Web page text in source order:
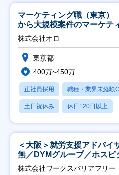
マーケティング職（東京）
から大規模案件のマーケテ
修充実】
株式会社オロ
東京都
400万~450万
正社員採用 職種・業界未経験
土日祝休み 休日120日以上
＜大阪＞就労支援アドバイ
無／DYMグループ／ホス
日祝】
株式会社ワークスバリアフリー